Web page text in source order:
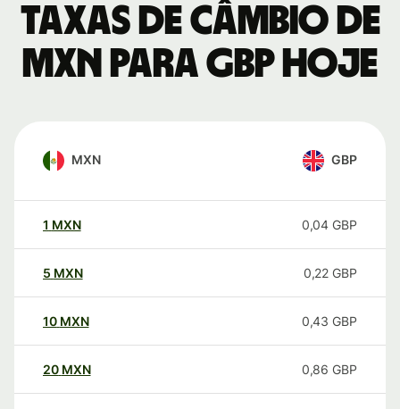
Taxas de câmbio de
MXN para GBP hoje
MXN GBP
1 MXN 0,04 GBP
5 MXN 0,22 GBP
10 MXN 0,43 GBP
20 MXN 0,86 GBP